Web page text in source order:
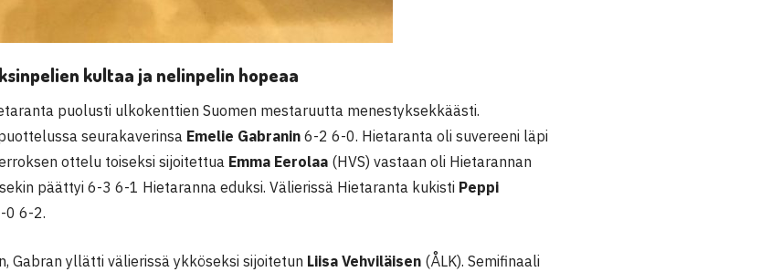
kultaa ja nelinpelin hopeaa
puolusti ulkokenttien Suomen mestaruutta menestyksekkäästi.
seurakaverinsa Emelie Gabranin 6-2 6-0. Hietaranta oli suvereeni läpi
ottelu toiseksi sijoitettua Emma Eerolaa (HVS) vastaan oli Hietarannan
päättyi 6-3 6-1 Hietaranna eduksi. Välierissä Hietaranta kukisti Peppi
0 6-2.
Gabran yllätti välierissä ykköseksi sijoitetun Liisa Vehviläisen (ÅLK). Semifinaali